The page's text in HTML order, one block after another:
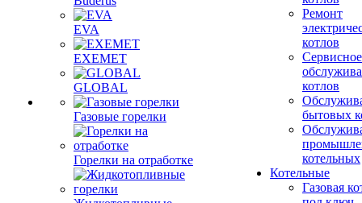
EVA
EXEMET
GLOBAL
Газовые горелки
Горелки на отработке
Ремонт
котлов
Сервисное
котлов
бытовых
котельных
Котельные
Газовая